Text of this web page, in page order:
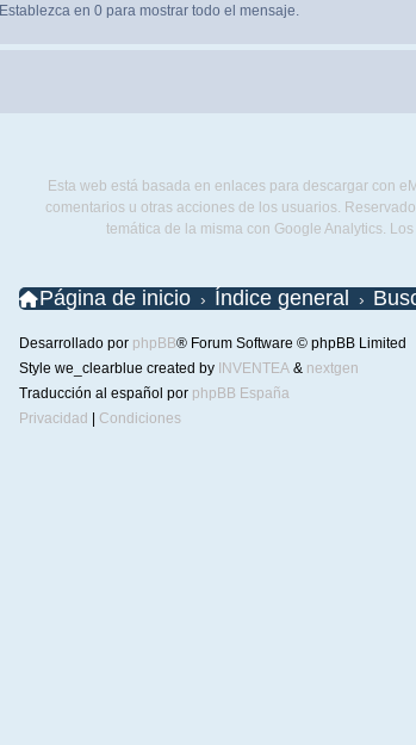
Establezca en 0 para mostrar todo el mensaje.
Esta web está basada en enlaces para descargar con
comentarios u otras acciones de los usuarios.
temática de la misma con Google Analytics.
Página de inicio Índice general
Desarrollado por phpBB® Forum Software © phpBB Limited
Style we_clearblue created by INVENTEA& nextgen
Traducción al español por phpBB España
Privacidad
Condiciones